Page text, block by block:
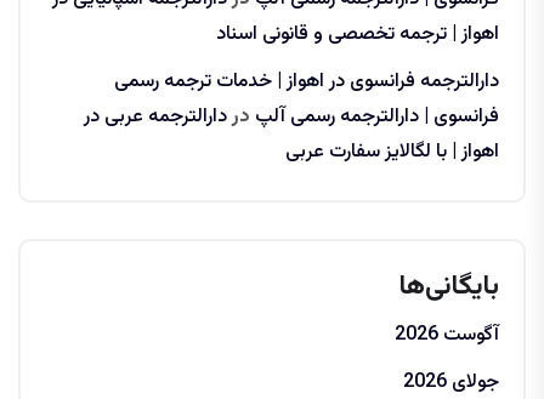
اهواز | ترجمه تخصصی و قانونی اسناد
دارالترجمه فرانسوی در اهواز | خدمات ترجمه رسمی
فرانسوی | دارالترجمه رسمی آلپ دردارالترجمه عربی در
اهواز | با لگالایز سفارت عربی
بایگانی‌ها
آگوست 2026
جولای 2026